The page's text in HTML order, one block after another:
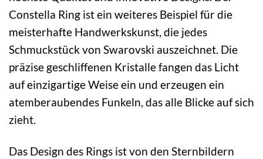
Constella Ring ist ein weiteres Beispiel für die
meisterhafte Handwerkskunst, die jedes
Schmuckstück von Swarovski auszeichnet. Die
präzise geschliffenen Kristalle fangen das Licht
auf einzigartige Weise ein und erzeugen ein
atemberaubendes Funkeln, das alle Blicke auf sich
zieht.
Das Design des Rings ist von den Sternbildern